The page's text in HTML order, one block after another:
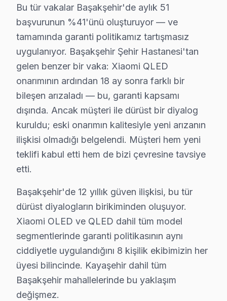
• Başakşehir servisimizde oyun konsolu ve harici
• Başakşehir'de uzaktan kumanda programlama
Xiaomi TV'nizin ilk açılışından itibaren en iyi
Başakşehir Xiaomi Servis Hizmeti – Yerinde
Başakşehir'de aniden arızalanan Xiaomi televizyon
Başakşehir'de yerinde servis avantajları:
• Başakşehir'de aynı gün servis randevusu
• Başakşehir'de taşıma masrafı ve riski yok
• Başakşehir'de arıza anında teşhis ve müdahale
• Başakşehir servisimizde orijinal yedek parça ile
Başakşehir'da Xiaomi yetkili servis kalitesinde hizmet
Başakşehir'da Xiaomi Acil Teknik Destek –
TV arızası beklemez — biz de bekletmeyiz.
Hızlı müdahale garantimiz:
• Başakşehir'de sabah arayın, akşama servis
• Başakşehir'in tüm mahallelerine hızlı ulaşım
Bu tür vakalar Başakşehir'de aylık 51
başvurunun %41'ünü oluşturuyor — ve
tamamında garanti politikamız tartışmasız
uygulanıyor. Başakşehir Şehir Hastanesi'tan
gelen benzer bir vaka: Xiaomi QLED
onarımının ardından 18 ay sonra farklı bir
bileşen arızaladı — bu, garanti kapsamı
dışında. Ancak müşteri ile dürüst bir diyalog
kuruldu; eski onarımın kalitesiyle yeni arızanın
ilişkisi olmadığı belgelendi. Müşteri hem yeni
teklifi kabul etti hem de bizi çevresine tavsiye
etti.
Başakşehir'de 12 yıllık güven ilişkisi, bu tür
dürüst diyalogların birikiminden oluşuyor.
Xiaomi OLED ve QLED dahil tüm model
segmentlerinde garanti politikasının aynı
ciddiyetle uygulandığını 8 kişilik ekibimizin her
üyesi bilincinde. Kayaşehir dahil tüm
Başakşehir mahallelerinde bu yaklaşım
değişmez.